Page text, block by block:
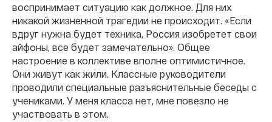
воспринимает ситуацию как должное. Для них
никакой жизненной трагедии не происходит. «Если
вдруг нужна будет техника, Россия изобретет свои
айфоны, все будет замечательно». Общее
настроение в коллективе вполне оптимистичное.
Они живут как жили. Классные руководители
проводили специальные разъяснительные беседы с
учениками. У меня класса нет, мне повезло не
участвовать в этом.